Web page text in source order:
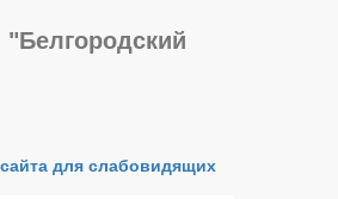
для слабовидящих